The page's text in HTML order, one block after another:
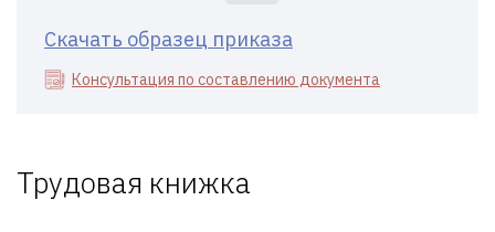
Скачать образец приказа
Консультация по составлению документа
Трудовая книжка